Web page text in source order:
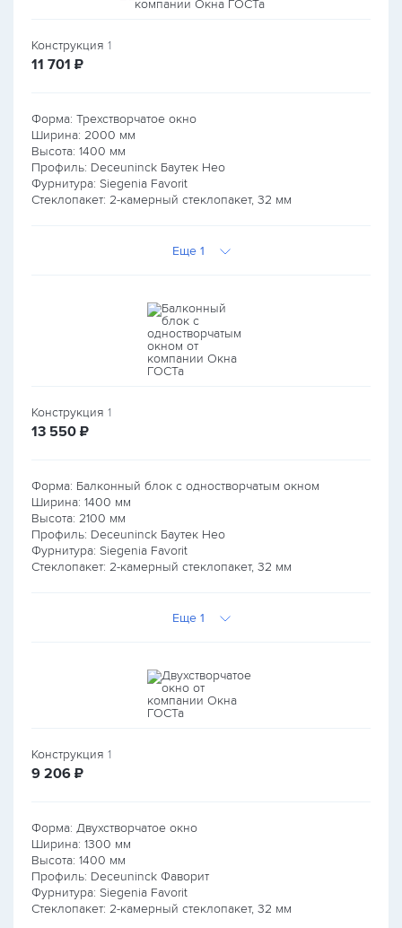
Конструкция 1
11 701 руб.
₽
Форма: Трехстворчатое окно
Ширина: 2000 мм
Высота: 1400 мм
Профиль: Deceuninck Баутек Нео
Фурнитура: Siegenia Favorit
Стеклопакет: 2-камерный стеклопакет, 32 мм
Еще 1
Конструкция 1
13 550 руб.
₽
Форма: Балконный блок с одностворчатым окном
Ширина: 1400 мм
Высота: 2100 мм
Профиль: Deceuninck Баутек Нео
Фурнитура: Siegenia Favorit
Стеклопакет: 2-камерный стеклопакет, 32 мм
Еще 1
Конструкция 1
9 206 руб.
₽
Форма: Двухстворчатое окно
Ширина: 1300 мм
Высота: 1400 мм
Профиль: Deceuninck Фаворит
Фурнитура: Siegenia Favorit
Стеклопакет: 2-камерный стеклопакет, 32 мм